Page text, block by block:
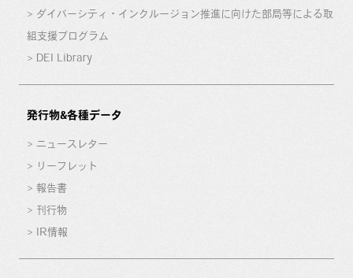
ダイバーシティ・インクルージョン推進に向けた部局等による取
組支援プログラム
DEI Library
発行物&各種データ
ニュースレター
リーフレット
報告書
刊行物
IR情報